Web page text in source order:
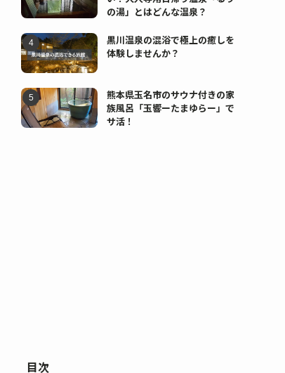
の湯」とはどんな温泉？
黒川温泉の混浴で極上の癒しを
体験しませんか？
熊本県玉名市のサウナ付きの家
族風呂「玉響ーたまゆらー」で
サ活！
目次